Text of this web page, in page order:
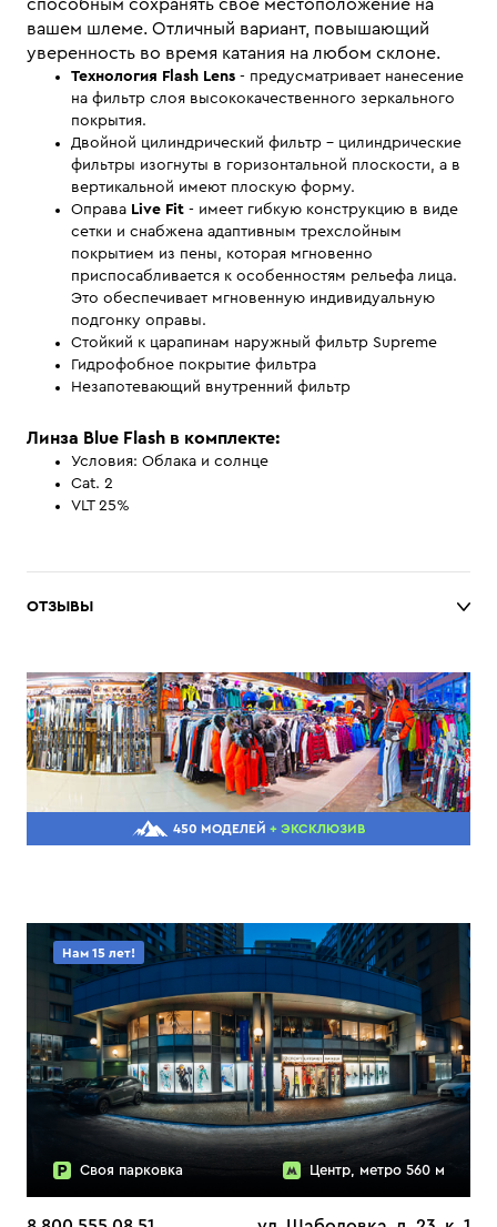
способным сохранять свое местоположение на
вашем шлеме. Отличный вариант, повышающий
уверенность во время катания на любом склоне.
Технология Flash Lens - предусматривает нанесение
на фильтр слоя высококачественного зеркального
покрытия.
Двойной цилиндрический фильтр - цилиндрические
фильтры изогнуты в горизонтальной плоскости, а в
вертикальной имеют плоскую форму.
Оправа Live Fit - имеет гибкую конструкцию в виде
сетки и снабжена адаптивным трехслойным
покрытием из пены, которая мгновенно
приспосабливается к особенностям рельефа лица.
Это обеспечивает мгновенную индивидуальную
подгонку оправы.
Стойкий к царапинам наружный фильтр Supreme
Гидрофобное покрытие фильтра
Незапотевающий внутренний фильтр
Линза Blue Flash в комплекте:
Условия: Облака и солнце
Cat. 2
VLT 25%
ОТЗЫВЫ
450 МОДЕЛЕЙ + ЭКСКЛЮЗИВ
Нам 15 лет!
Своя парковка Центр, метро 560 м